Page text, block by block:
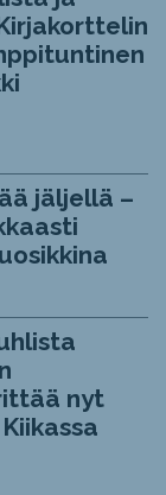
jäljellä –
nyt